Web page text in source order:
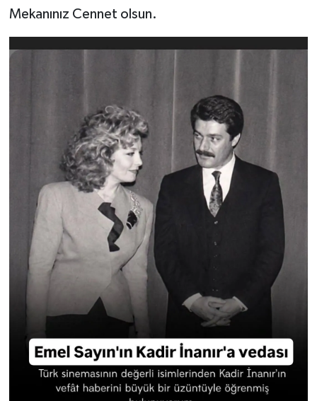
Mekanınız Cennet olsun.